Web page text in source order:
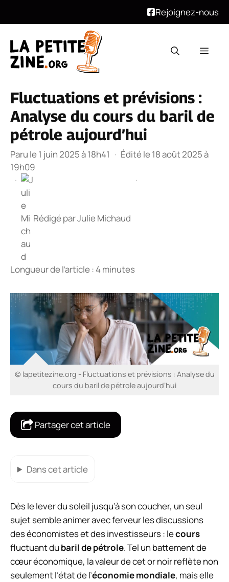
Rejoignez-nous
contenu
Fluctuations et prévisions :
Analyse du cours du baril de
pétrole aujourd’hui
Paru le 1 juin 2025 à 18h41 · Édité le 18 août 2025 à
19h09
·
Rédigé parJulie Michaud
·
Longueur de l’article : 4 minutes
© lapetitezine.org - Fluctuations et prévisions : Analyse du
cours du baril de pétrole aujourd’hui
Partager cet article
Dans cet article
Dès le lever du soleil jusqu’à son coucher, un seul
sujet semble animer avec ferveur les discussions
des économistes et des investisseurs : lecours
fluctuant du baril de pétrole. Tel un battement de
cœur économique, la valeur de cet or noir reflète non
seulement l’état de l’économie mondiale, mais elle